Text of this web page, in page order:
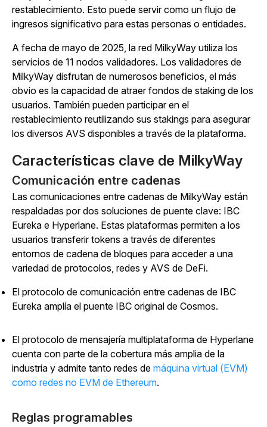
restablecimiento. Esto puede servir como un flujo de
ingresos significativo para estas personas o entidades.
A fecha de mayo de 2025, la red MilkyWay utiliza los
servicios de 11 nodos validadores. Los validadores de
MilkyWay disfrutan de numerosos beneficios, el más
obvio es la capacidad de atraer fondos de staking de los
usuarios. También pueden participar en el
restablecimiento reutilizando sus stakings para asegurar
los diversos AVS disponibles a través de la plataforma.
Características clave de MilkyWay
Comunicación entre cadenas
Las comunicaciones entre cadenas de MilkyWay están
respaldadas por dos soluciones de puente clave: IBC
Eureka e Hyperlane. Estas plataformas permiten a los
usuarios transferir tokens a través de diferentes
entornos de cadena de bloques para acceder a una
variedad de protocolos, redes y AVS de DeFi.
El protocolo de comunicación entre cadenas de IBC
Eureka amplía el puente IBC original de Cosmos.
El protocolo de mensajería multiplataforma de Hyperlane
cuenta con parte de la cobertura más amplia de la
industria y admite tanto redes de máquina virtual (EVM)
como redes no EVM de Ethereum.
Reglas programables